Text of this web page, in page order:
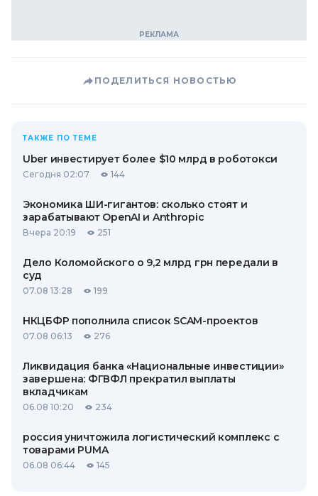
ПОДЕЛИТЬСЯ НОВОСТЬЮ
ТАКЖЕ ПО ТЕМЕ
Uber инвестирует более $10 млрд в роботокси
Сегодня 02:07 144
Экономика ШИ-гигантов: сколько стоят и
зарабатывают OpenAI и Anthropic
Вчера 20:19 251
Дело Коломойского о 9,2 млрд грн передали в
суд
07.08 13:28 199
НКЦБФР пополнила список SCAM-проектов
07.08 06:13 276
Ликвидация банка «Национальные инвестиции»
завершена: ФГВФЛ прекратил выплаты
вкладчикам
06.08 10:20 234
россия уничтожила логистический комплекс с
товарами PUMA
06.08 06:44 145